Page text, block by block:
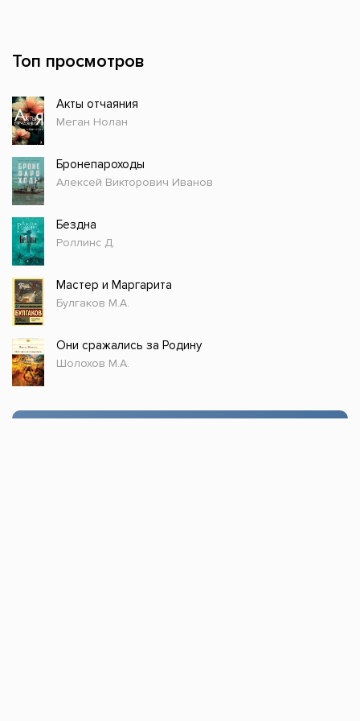
Топ просмотров
Акты отчаяния
Меган Нолан
Бронепароходы
Алексей Викторович Иванов
Бездна
Роллинс Д.
Мастер и Маргарита
Булгаков М.А.
Они сражались за Родину
Шолохов М.А.